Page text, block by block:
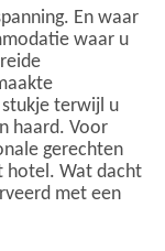
En waar
waar u
stukje terwijl u
haard. Voor
gerechten
hotel. Wat dacht
met een